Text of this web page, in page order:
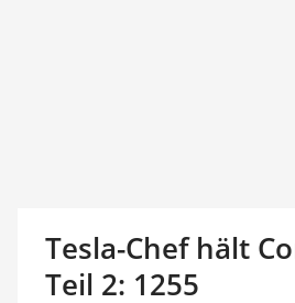
Tesla-Chef hält
Teil 2: 1255